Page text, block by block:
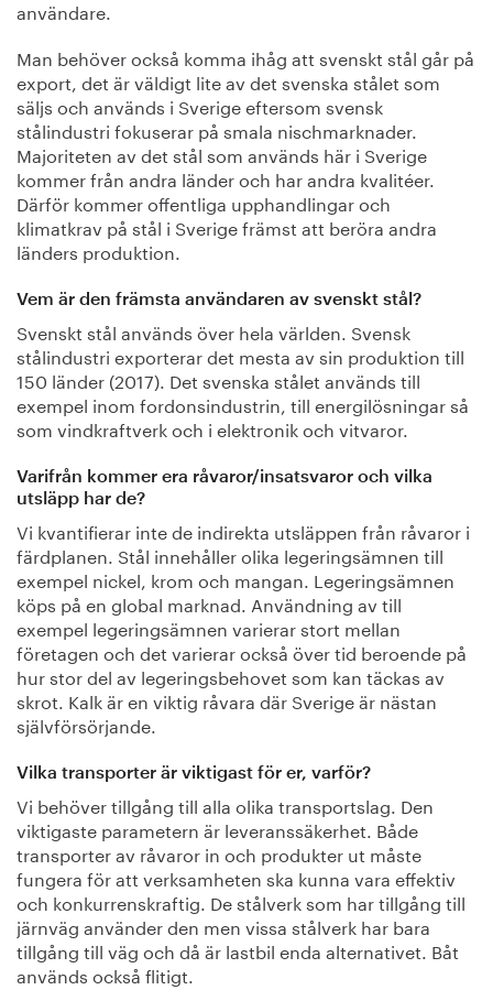
användare.
Man behöver också komma ihåg att svenskt stål går på
export, det är väldigt lite av det svenska stålet som
säljs och används i Sverige eftersom svensk
stålindustri fokuserar på smala nischmarknader.
Majoriteten av det stål som används här i Sverige
kommer från andra länder och har andra kvalitéer.
Därför kommer offentliga upphandlingar och
klimatkrav på stål i Sverige främst att beröra andra
länders produktion.
Vem är den främsta användaren av svenskt stål?
Svenskt stål används över hela världen. Svensk
stålindustri exporterar det mesta av sin produktion till
150 länder (2017). Det svenska stålet används till
exempel inom fordonsindustrin, till energilösningar så
som vindkraftverk och i elektronik och vitvaror.
Varifrån kommer era råvaror/insatsvaror och vilka
utsläpp har de?
Vi kvantifierar inte de indirekta utsläppen från råvaror i
färdplanen. Stål innehåller olika legeringsämnen till
exempel nickel, krom och mangan. Legeringsämnen
köps på en global marknad. Användning av till
exempel legeringsämnen varierar stort mellan
företagen och det varierar också över tid beroende på
hur stor del av legeringsbehovet som kan täckas av
skrot. Kalk är en viktig råvara där Sverige är nästan
självförsörjande.
Vilka transporter är viktigast för er, varför?
Vi behöver tillgång till alla olika transportslag. Den
viktigaste parametern är leveranssäkerhet. Både
transporter av råvaror in och produkter ut måste
fungera för att verksamheten ska kunna vara effektiv
och konkurrenskraftig. De stålverk som har tillgång till
järnväg använder den men vissa stålverk har bara
tillgång till väg och då är lastbil enda alternativet. Båt
används också flitigt.